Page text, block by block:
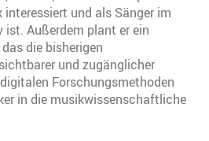
interessiert und als Sänger im
ist. Außerdem plant er ein
die bisherigen
und zugänglicher
Forschungsmethoden
in die musikwissenschaftliche